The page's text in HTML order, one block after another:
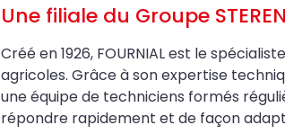
Une filiale du Groupe
Créé en 1926, FOURNIAL est le
agricoles. Grâce à son expertise
une équipe de techniciens formés
répondre rapidement et de façon